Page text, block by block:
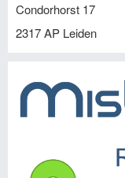
Condorhorst 17
2317 AP Leiden